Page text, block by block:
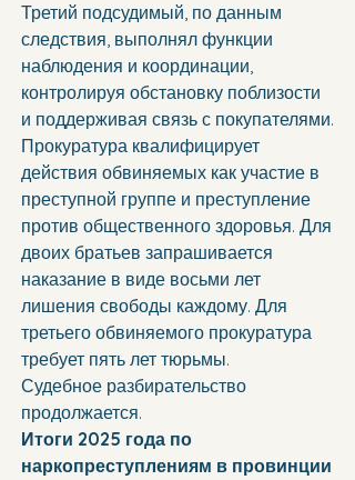
Третий подсудимый, по данным
следствия, выполнял функции
наблюдения и координации,
контролируя обстановку поблизости
и поддерживая связь с покупателями.
Прокуратура квалифицирует
действия обвиняемых как участие в
преступной группе и преступление
против общественного здоровья. Для
двоих братьев запрашивается
наказание в виде восьми лет
лишения свободы каждому. Для
третьего обвиняемого прокуратура
требует пять лет тюрьмы.
Судебное разбирательство
продолжается.
Итоги 2025 года по
наркопреступлениям в провинции